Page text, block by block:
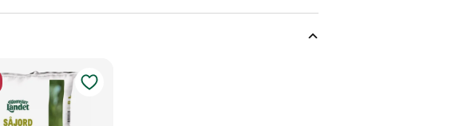
Augusti, September, Oktober, November, December